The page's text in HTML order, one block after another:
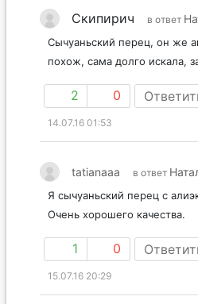
Скипирич в ответ
Сычуаньский перец, он же
похож, сама долго искала,
2 0
14.07.16 01:53
tatianaaa в ответ
Я сычуаньский перец с
Очень хорошего качества.
1 0
15.07.16 20:29